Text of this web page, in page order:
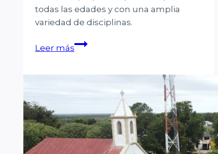
todas las edades y con una amplia
variedad de disciplinas.
Leer másAbrieron
culturales
2026